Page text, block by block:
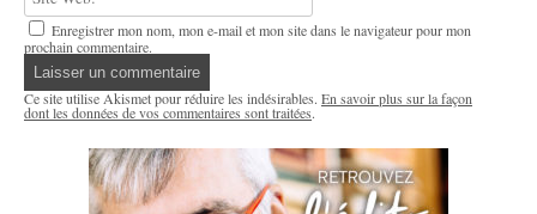
Enregistrer mon nom, mon e-mail et mon site dans le navigateur pour mon
prochain commentaire.
Ce site utilise Akismet pour réduire les indésirables. En savoir plus sur la façon
dont les données de vos commentaires sont traitées.